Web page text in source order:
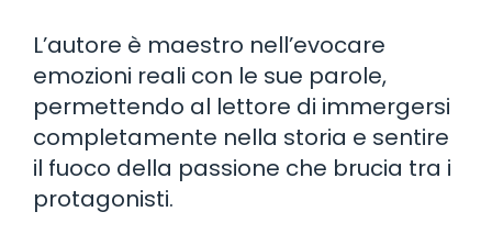
L’autore è maestro nell’evocare
emozioni reali con le sue parole,
permettendo al lettore di immergersi
completamente nella storia e sentire
il fuoco della passione che brucia tra i
protagonisti.